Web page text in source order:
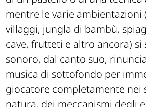
mentre le varie ambientazioni
villaggi, jungla di bambù,
cave, frutteti e altro ancora) si
sonoro, dal canto suo,
musica di sottofondo per
giocatore completamente nei
natura, dei meccanismi degli